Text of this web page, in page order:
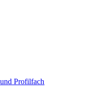
Profilfach